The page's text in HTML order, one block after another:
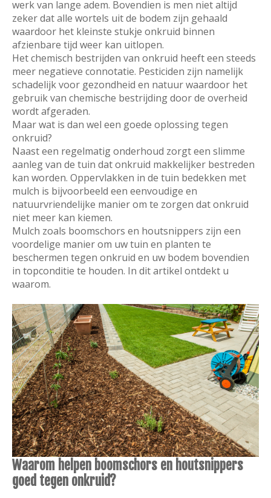
werk van lange adem. Bovendien is men niet altijd
zeker dat alle wortels uit de bodem zijn gehaald
waardoor het kleinste stukje onkruid binnen
afzienbare tijd weer kan uitlopen.
Het chemisch bestrijden van onkruid heeft een steeds
meer negatieve connotatie. Pesticiden zijn namelijk
schadelijk voor gezondheid en natuur waardoor het
gebruik van chemische bestrijding door de overheid
wordt afgeraden.
Maar wat is dan wel een goede oplossing tegen
onkruid?
Naast een regelmatig onderhoud zorgt een slimme
aanleg van de tuin dat onkruid makkelijker bestreden
kan worden. Oppervlakken in de tuin bedekken met
mulch is bijvoorbeeld een eenvoudige en
natuurvriendelijke manier om te zorgen dat onkruid
niet meer kan kiemen.
Mulch zoals boomschors en houtsnippers zijn een
voordelige manier om uw tuin en planten te
beschermen tegen onkruid en uw bodem bovendien
in topconditie te houden. In dit artikel ontdekt u
waarom.
Waarom helpen boomschors en houtsnippers
goed tegen onkruid?